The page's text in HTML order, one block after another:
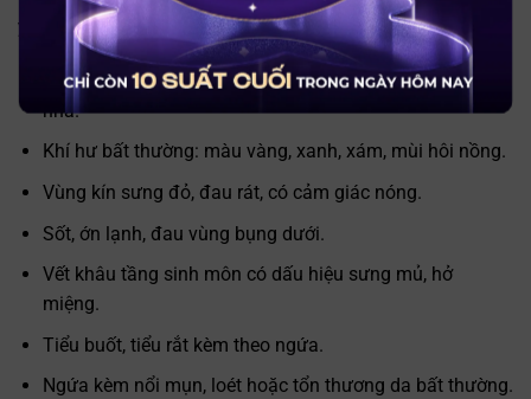
y tế uy tín nếu tình trạng ngứa đi kèm các triệu chứng sau:
Ngứa dữ dội, dai dẳng hơn 3-5 ngày dù đã chăm sóc tại
nhà.
Khí hư bất thường: màu vàng, xanh, xám, mùi hôi nồng.
Vùng kín sưng đỏ, đau rát, có cảm giác nóng.
Sốt, ớn lạnh, đau vùng bụng dưới.
Vết khâu tầng sinh môn có dấu hiệu sưng mủ, hở
miệng.
Tiểu buốt, tiểu rắt kèm theo ngứa.
Ngứa kèm nổi mụn, loét hoặc tổn thương da bất thường.